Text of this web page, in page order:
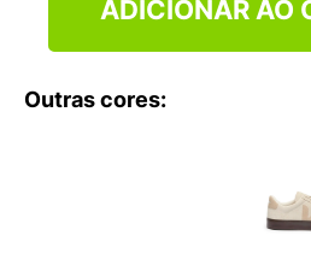
ADICIONAR AO
Outras cores: